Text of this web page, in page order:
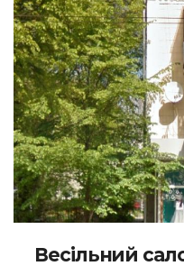
Весільний